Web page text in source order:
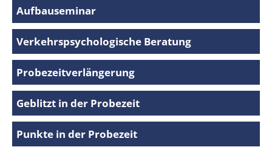
Aufbauseminar
Verkehrspsychologische Beratung
Probezeitverlängerung
Geblitzt in der Probezeit
Punkte in der Probezeit